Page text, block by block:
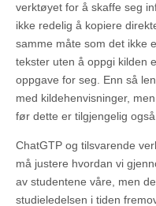
verktøyet for å skaffe seg
ikke redelig å kopiere
samme måte som det ikke
tekster uten å oppgi kilden
oppgave for seg. Enn så
med kildehenvisninger,
før dette er tilgjengelig
ChatGTP og tilsvarende
må justere hvordan vi
av studentene våre, men
studieledelsen i tiden